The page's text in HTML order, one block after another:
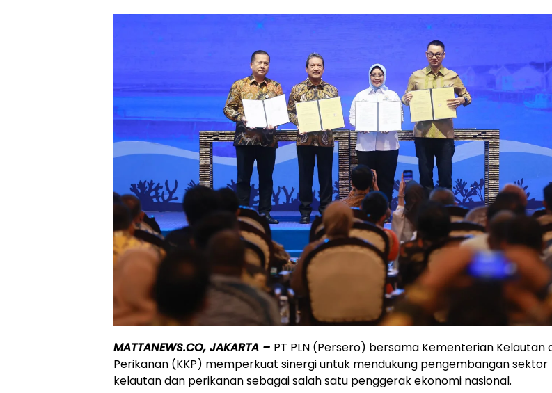
MATTANEWS.CO, JAKARTA – PT PLN (Persero) bersama Kementerian Kelautan
Perikanan (KKP) memperkuat sinergi untuk mendukung pengembangan sektor
kelautan dan perikanan sebagai salah satu penggerak ekonomi nasional.